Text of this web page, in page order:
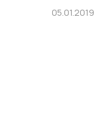
05.01.2019